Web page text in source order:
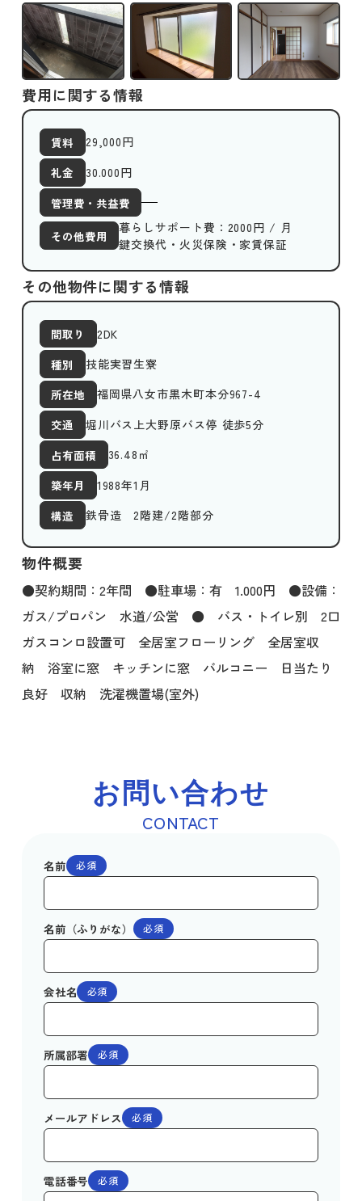
費用に関する情報
賃料 29,000円
礼金
30.000円
管理費・共益費
その他費用
暮らしサポート費：2000円 / 月
鍵交換代・火災保険・家賃保証
その他物件に関する情報
間取り
2DK
種別
技能実習生寮
所在地
福岡県八女市黒木町本分967-4
交通
堀川バス上大野原バス停 徒歩5分
占有面積
36.48 ㎡
築年月
1988年1月
構造
鉄骨造 2階建/2階部分
物件概要
●契約期間：2年間 ●駐車場：有 1.000円 ●設備：
ガス/プロパン 水道/公営 ● バス・トイレ別 2口
ガスコンロ設置可 全居室フローリング 全居室収
納 浴室に窓 キッチンに窓 バルコニー 日当たり
良好 収納 洗濯機置場(室外)
お問い合わせ
CONTACT
名前 必須
名前（ふりがな） 必須
会社名 必須
所属部署 必須
メールアドレス 必須
電話番号 必須